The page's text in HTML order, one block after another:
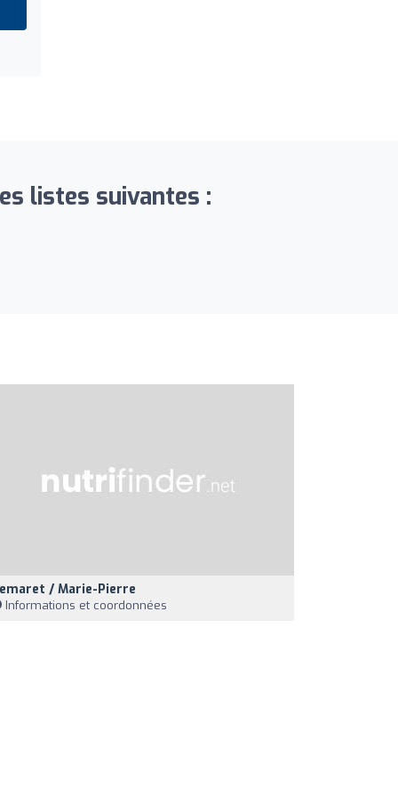
listes suivantes :
/ Marie-Pierre
Informations et coordonnées